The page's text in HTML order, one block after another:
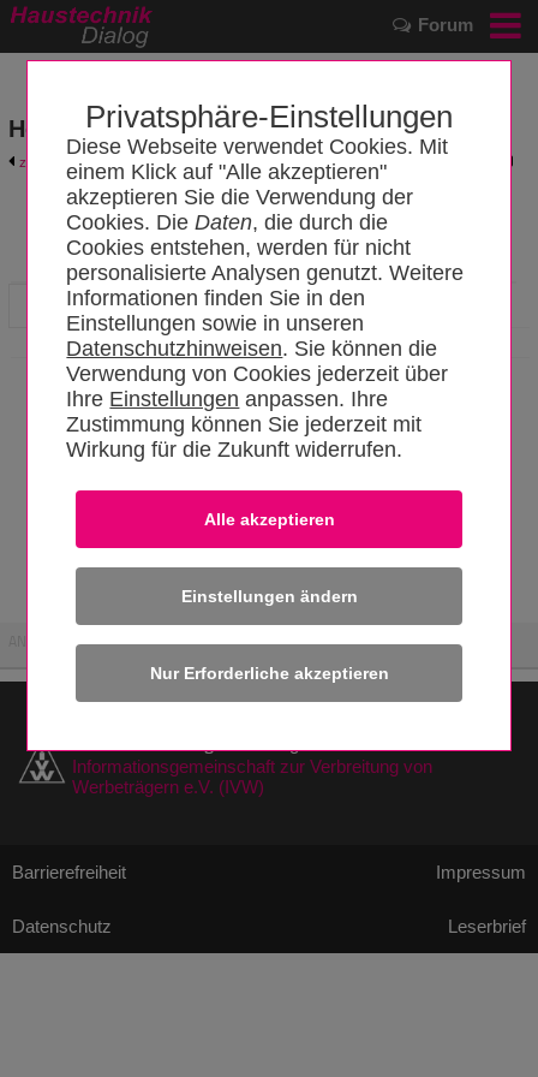
Privatsphäre-Einstellungen
Diese Webseite verwendet Cookies. Mit
einem Klick auf "Alle akzeptieren"
akzeptieren Sie die Verwendung der
Cookies. DieDaten, die durch die
Cookies entstehen, werden für nicht
personalisierte Analysen genutzt. Weitere
Informationen finden Sie in den
Einstellungen sowie in unseren
Datenschutzhinweisen. Sie können die
Verwendung von Cookies jederzeit über
Ihre Einstellungen anpassen. Ihre
Zustimmung können Sie jederzeit mit
Wirkung für die Zukunft widerrufen.
Einstellungen ändern
Forum
Hersteller- und Produktkatalog
zurück zum Katalog Hersteller-Login
Fraunhofer Informationszentrum Raum und Bau IRB
Hersteller News
SHK-Code: 102526
Nobelstraße 12
Telefon: 0711 970-2500
Informationsgemeinschaft zur Verbreitung von
Werbeträgern e.V. (IVW)
Barrierefreiheit
Datenschutz
Impressum
Leserbrief